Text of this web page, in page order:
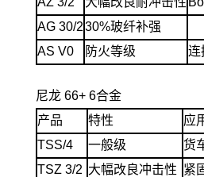
AG 30/230%玻纤补强
AS V0
防火等级 连
尼龙 66+ 6合金
产品
特性
应
TSS/4
一般级
货
TSZ 3/2 大幅改良冲击性 紧